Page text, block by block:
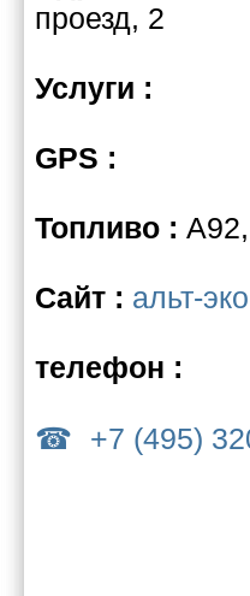
проезд, 2
Услуги :
GPS :
Топливо :
Сайт : альт-
телефон :
+7 (495)